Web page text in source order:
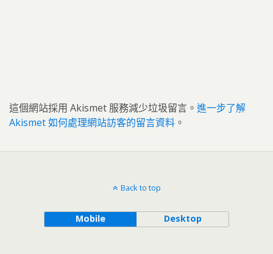
這個網站採用 Akismet 服務減少垃圾留言。 進一步了解
Akismet 如何處理網站訪客的留言資料 。
Back to top
Mobile Desktop